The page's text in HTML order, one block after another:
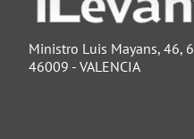
Ministro Luis Mayans, 46, 6
46009 - VALENCIA